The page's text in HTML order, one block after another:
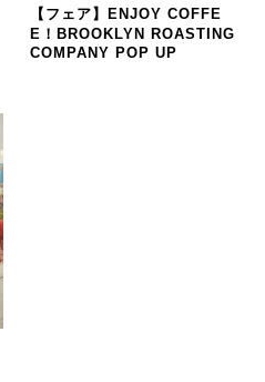
【フェア】ENJOY COFFE
E！BROOKLYN ROASTING
COMPANY POP UP